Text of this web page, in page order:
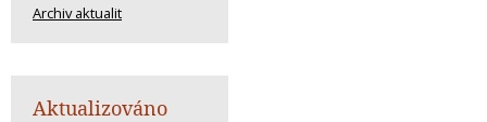
Archiv aktualit
Aktualizováno